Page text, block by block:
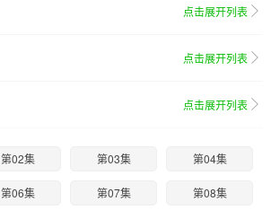
点击展开列表
点击展开列表
点击展开列表
第02集 第03集 第04集
第06集 第07集 第08集